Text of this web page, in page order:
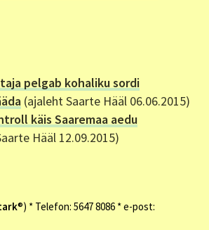
pelgab kohaliku sordi
(ajaleht Saarte Hääl 06.06.2015)
käis Saaremaa aedu
Hääl 12.09.2015)
®) * Telefon: 5647 8086 * e-post: